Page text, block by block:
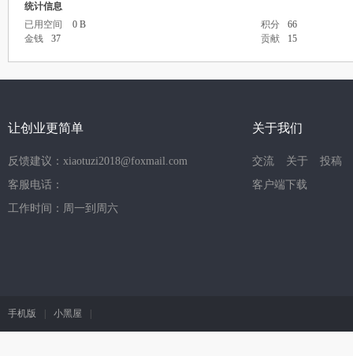
统计信息
已用空间
0 B 积分
66
金钱
37 贡献 15
让创业更简单
反馈建议：xiaotuzi2018@foxmail.com
客服电话：
工作时间：周一到周六
关于我们
交流 关于
投稿
客户端下载
手机版 小黑屋